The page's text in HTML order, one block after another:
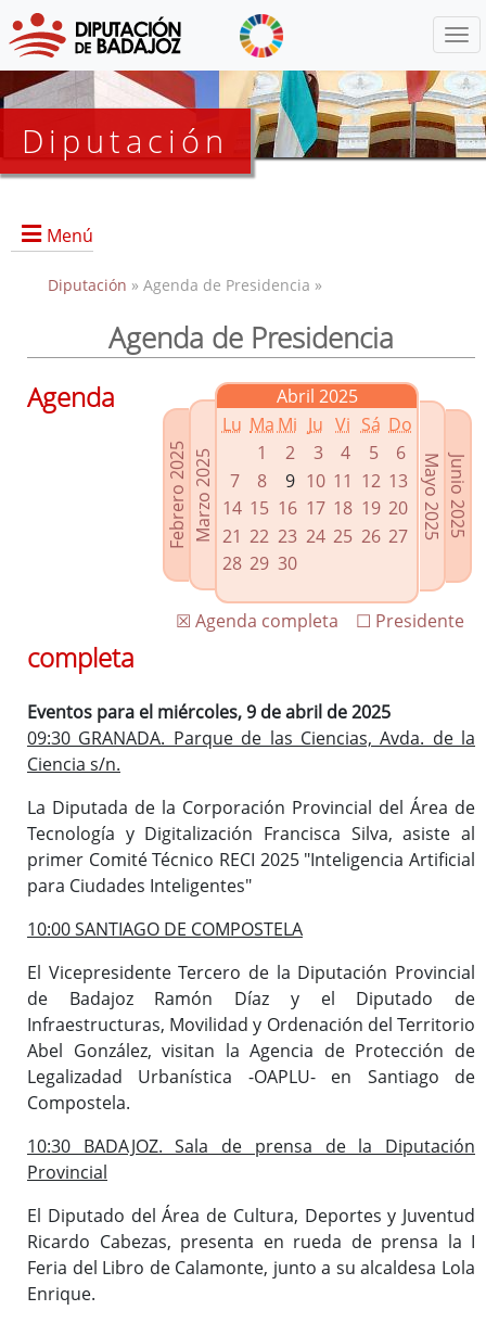
Diputación
Menú
Presidencia
Grupos Políticos
Enlaces relacionados
Agenda de Presidencia
Plenos provinciales y Juntas de gobierno
Oficina de Proyectos Europeos
Diputación » Agenda de Presidencia »
Agenda de Presidencia
Febrero 2025Marzo 2025
Abril 2025
Lu Ma Mi Ju Vi Sá Do
1
2 3 4 5
6
7
8 9 10 11 12 13
14 15 16 17 18 19 20
21 22 23 24 25 26 27
28 29 30
Junio 2025
Mayo 2025
☐ Presidente
☒ Agenda completa
Agenda
completa
Eventos para el miércoles, 9 de abril de 2025
09:30 GRANADA. Parque de las Ciencias, Avda. de la
Ciencia s/n.
La Diputada de la Corporación Provincial del Área de
Tecnología y Digitalización Francisca Silva, asiste al
primer Comité Técnico RECI 2025 "Inteligencia Artificial
para Ciudades Inteligentes"
10:00 SANTIAGO DE COMPOSTELA
El Vicepresidente Tercero de la Diputación Provincial
de Badajoz Ramón Díaz y el Diputado de
Infraestructuras, Movilidad y Ordenación del Territorio
Abel González, visitan la Agencia de Protección de
Legalizadad Urbanística -OAPLU- en Santiago de
Compostela.
10:30 BADAJOZ. Sala de prensa de la Diputación
Provincial
El Diputado del Área de Cultura, Deportes y Juventud
Ricardo Cabezas, presenta en rueda de prensa la I
Feria del Libro de Calamonte, junto a su alcaldesa Lola
Enrique.